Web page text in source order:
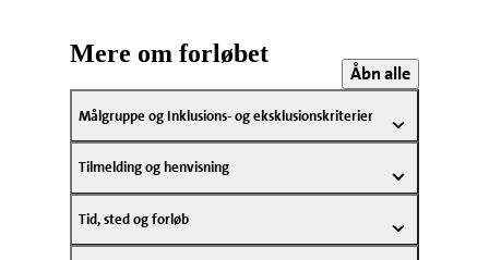
Mere om forløbet
Åbn alle
Målgruppe og Inklusions- og eksklusionskriterier
Tilmelding og henvisning
Tid, sted og forløb